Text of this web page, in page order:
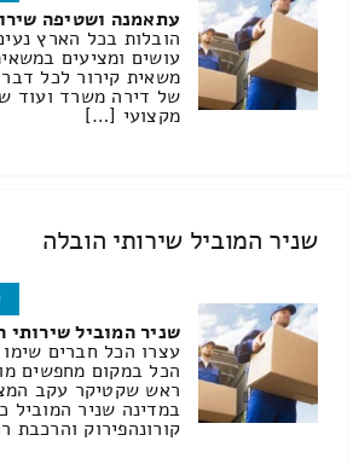
עתאמנה ושטיפה
הובלות בכל הארץ
עושים ומציעים
משאית קירור לכל
של דירה משרד ועוד
מקצועי […]
שניר המוביל שירותי הובלה
שניר המוביל שירותי
עצרו הכל חברים
הכל במקום מחפשים
ראש שקטיקר עקב
במדינה שניר המוביל
קורונהפירוק והרכבת